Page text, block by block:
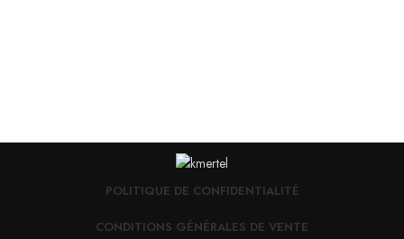
POLITIQUE DE CONFIDENTIALITÉ
CONDITIONS GÉNÉRALES DE VENTE